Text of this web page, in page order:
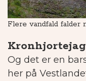
Flere vandfald falder
Og det er en
her på